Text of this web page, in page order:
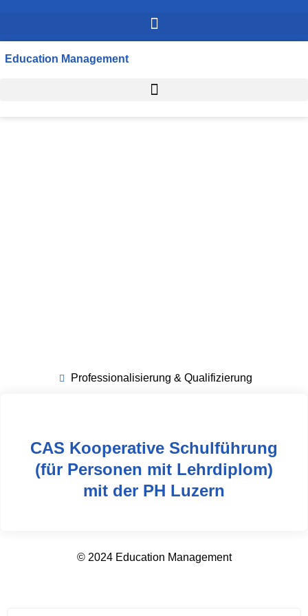
Education Management
Professionalisierung & Qualifizierung
CAS Kooperative Schulführung
(für Personen mit Lehrdiplom)
mit der PH Luzern
© 2024 Education Management